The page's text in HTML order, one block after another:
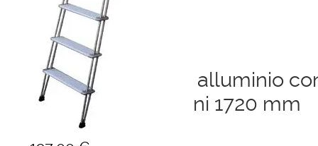
Cerniere freni per porte
Articoli per la casa
Scale in acciaio e alluminio
parapetto 7 gradini 1720 mm